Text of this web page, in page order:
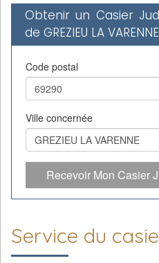
Obtenir un Casier
de GREZIEU LA
Code postal
Ville concernée
Recevoir Mon Casier
Service du